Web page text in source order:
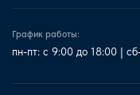
График работы:
пн-пт: с 9:00 до 18:00 |